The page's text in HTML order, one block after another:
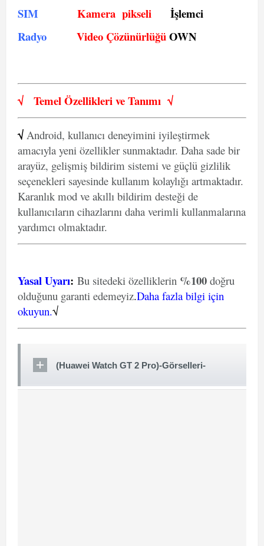
SIM Kamera pikseli
İşlemci
Radyo
Video ÇözünürlüğüOWN
√ Temel Özellikleri veTanımı √
√ Android, kullanıcı deneyimini iyileştirmek
amacıyla yeni özellikler sunmaktadır. Daha sade bir
arayüz, gelişmiş bildirim sistemi ve güçlü gizlilik
seçenekleri sayesinde kullanım kolaylığı artmaktadır.
Karanlık mod ve akıllı bildirim desteği de
kullanıcıların cihazlarını daha verimli kullanmalarına
yardımcı olmaktadır.
Yasal Uyarı: Bu sitedeki özelliklerin %100 doğru
olduğunu garanti edemeyiz.Daha fazla bilgi için
okuyun.√
(Huawei Watch GT 2 Pro)-Görselleri-